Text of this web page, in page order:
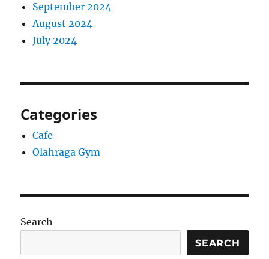
September 2024
August 2024
July 2024
Categories
Cafe
Olahraga Gym
Search
SEARCH